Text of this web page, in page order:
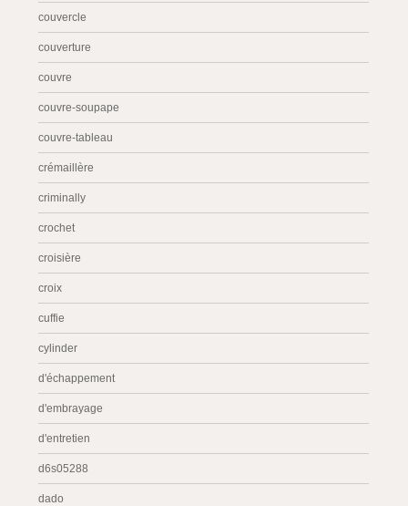
couvercle
couverture
couvre
couvre-soupape
couvre-tableau
crémaillère
criminally
crochet
croisière
croix
cuffie
cylinder
d'échappement
d'embrayage
d'entretien
d6s05288
dado